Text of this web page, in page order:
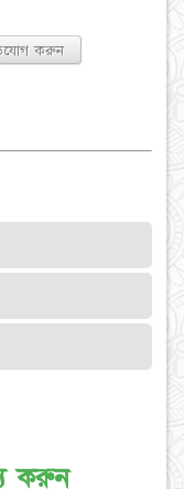
করুন
করুন